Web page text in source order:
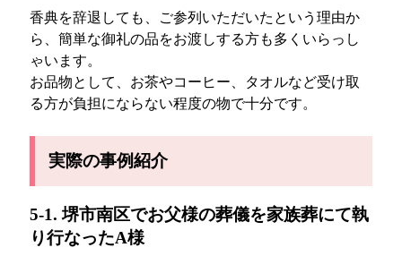
香典を辞退しても、ご参列いただいたという理由か
ら、簡単な御礼の品をお渡しする方も多くいらっし
ゃいます。
お品物として、お茶やコーヒー、タオルなど受け取
る方が負担にならない程度の物で十分です。
実際の事例紹介
5-1. 堺市南区でお父様の葬儀を家族葬にて執
り行なったA様